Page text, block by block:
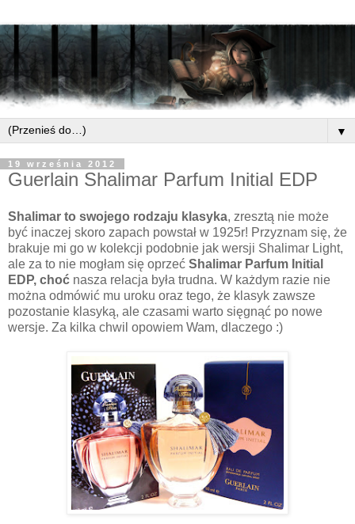
▼
19 września 2012
Guerlain Shalimar Parfum Initial EDP
Shalimar to swojego rodzaju klasyka, zresztą nie może
być inaczej skoro zapach powstał w 1925r! Przyznam się, że
brakuje mi go w kolekcji podobnie jak wersji Shalimar Light,
ale za to nie mogłam się oprzeć Shalimar Parfum Initial
EDP, choć nasza relacja była trudna. W każdym razie nie
można odmówić mu uroku oraz tego, że klasyk zawsze
pozostanie klasyką, ale czasami warto sięgnąć po nowe
wersje. Za kilka chwil opowiem Wam, dlaczego :)